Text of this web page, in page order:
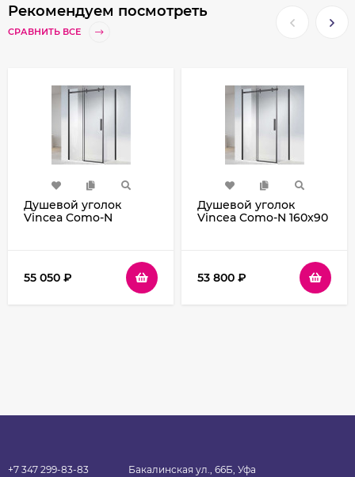
Рекомендуем посмотреть
СРАВНИТЬ ВСЕ
Душевой уголок
Vincea Como-N
55 050 ₽
Душевой уголок
Vincea Como-N 160x90
53 800 ₽
+7 347 299-83-83
Бакалинская ул., 66Б, Уфа